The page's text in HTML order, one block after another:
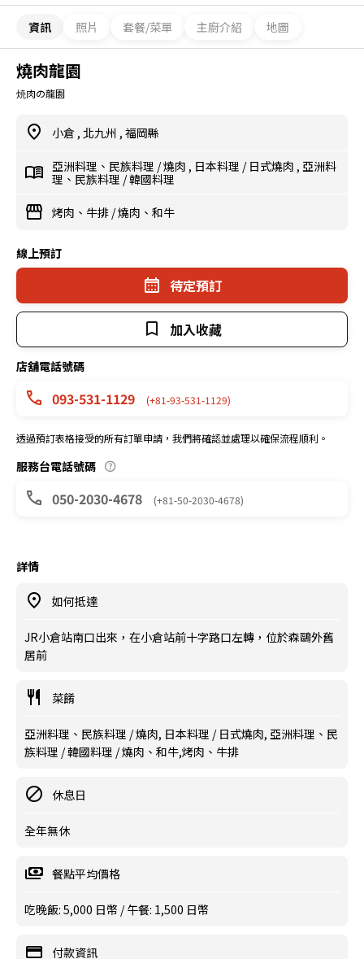
資訊 照片 套餐/菜單 主廚介紹 地圖
燒肉龍園
焼肉の龍園
小倉 , 北九州 , 福岡縣
亞洲料理、民族料理 /燒肉 , 日本料理 / 日式燒肉 , 亞洲料
理、民族料理 /韓國料理
烤肉、牛排 /燒肉、和牛
線上預訂
待定預訂
加入收藏
店舖電話號碼
093-531-1129 (+81-93-531-1129)
透過預訂表格接受的所有訂單申請，我們將確認並處理以確保流程順利。
服務台電話號碼
050-2030-4678 (+81-50-2030-4678)
詳情
如何抵達
JR小倉站南口出來，在小倉站前十字路口左轉，位於森鷗外舊
居前
菜餚
亞洲料理、民族料理 / 燒肉, 日本料理 / 日式燒肉, 亞洲料理、民
族料理 / 韓國料理 / 燒肉、和牛,烤肉、牛排
休息日
全年無休
餐點平均價格
吃晚飯: 5,000 日幣 / 午餐: 1,500 日幣
付款資訊